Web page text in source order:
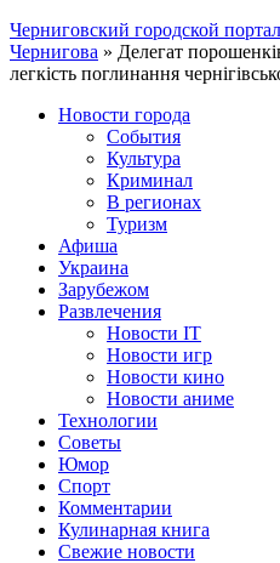
Черниговский городской портал
Чернигова » Делегат
легкість поглинання
Новости города
События
Культура
Криминал
В регионах
Туризм
Афиша
Украина
Зарубежом
Развлечения
Новости IT
Новости игр
Новости кино
Новости аниме
Технологии
Советы
Юмор
Спорт
Комментарии
Кулинарная книга
Свежие новости